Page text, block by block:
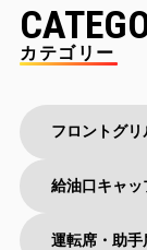
カテゴリー
フロントグリ
給油口キャッ
運転席・助